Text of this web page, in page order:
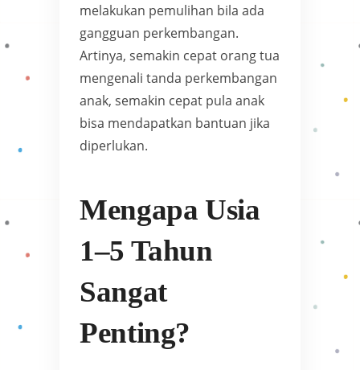
melakukan pemulihan bila ada
gangguan perkembangan.
Artinya, semakin cepat orang tua
mengenali tanda perkembangan
anak, semakin cepat pula anak
bisa mendapatkan bantuan jika
diperlukan.
Mengapa Usia
1–5 Tahun
Sangat
Penting?